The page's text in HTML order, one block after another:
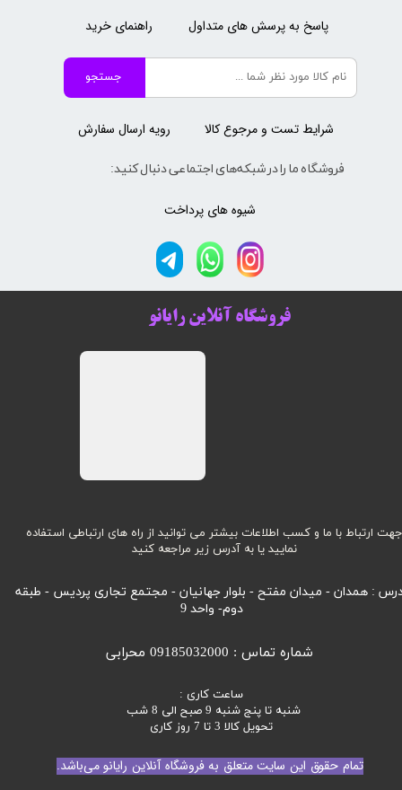
تمام حقوق این سایت متعلق به فروشگاه آنلاین رایانو می‌باشد.
جهت ارتباط با ما و کسب اطلاعات بیشتر می توانید از راه های ارتباطی استفاده
نمایید یا به آدرس زیر مراجعه کنید
: همدان - میدان مفتح - بلوار جهانیان - مجتمع تجاری پردیس - طبقه
دوم- واحد 9
ساعت کاری :
شنبه تا پنج شنبه 9 صبح الی 8 شب
تحویل کالا 3 تا 7 روز کاری
شماره تماس : 09185032000 محرابی
فروشگاه آنلاین رایانو
جستجو
فروشگاه ما را در شبکه‌های اجتماعی دنبال کنید:
رویه ارسال سفارش
راهنمای خرید
شیوه های پرداخت
پاسخ به پرسش های متداول
شرایط تست و مرجوع کالا